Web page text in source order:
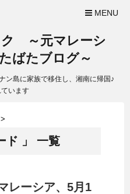
MENU
ク ～元マレーシ
ばたブログ～
ン島に家族で移住し、湘南に帰国♪
います
>
ド 」 一覧
レーシア、5月1